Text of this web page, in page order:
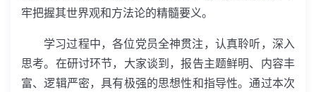
牢把握其世界观和方法论的精髓要义。
学习过程中，各位党员全神贯注，认真聆听，深入
思考。在研讨环节，大家谈到，报告主题鲜明、内容丰
富、逻辑严密，具有极强的思想性和指导性。通过本次